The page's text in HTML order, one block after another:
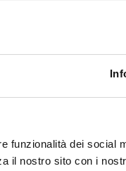
funzionalità dei social
il nostro sito con i